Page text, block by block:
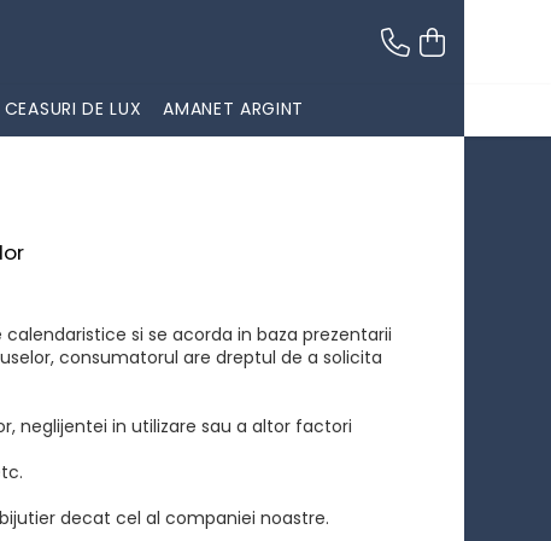
DE LUX AMANET ARGINT
si se acorda in baza prezentarii
consumatorul are dreptul de a solicita
neglijentei in utilizare sau a altor factori
decat cel al companiei noastre.